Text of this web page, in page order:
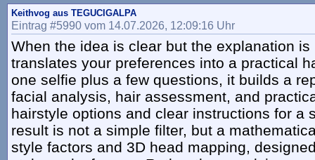
Keithvog aus TEGUCIGALPA
Eintrag #5990 vom 14.07.2026, 12:09:16 Uhr
When the idea is clear but the explanation
translates your preferences into a practical
one selfie plus a few questions, it builds a
facial analysis, hair assessment, and
hairstyle options and clear instructions for a
result is not a simple filter, but a
style factors and 3D head mapping,